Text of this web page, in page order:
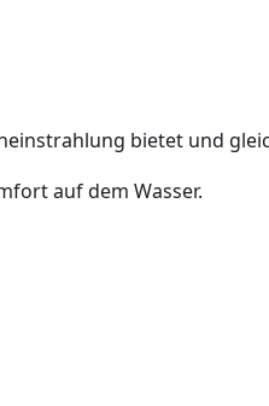
bietet und
auf dem Wasser.